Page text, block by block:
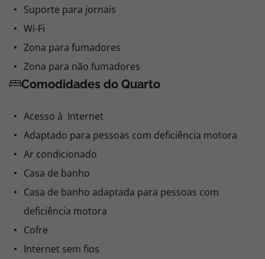
Suporte para jornais
Wi-Fi
Zona para fumadores
Zona para não fumadores
Comodidades do Quarto
Acesso à Internet
Adaptado para pessoas com deficiência motora
Ar condicionado
Casa de banho
Casa de banho adaptada para pessoas com
deficiência motora
Cofre
Internet sem fios